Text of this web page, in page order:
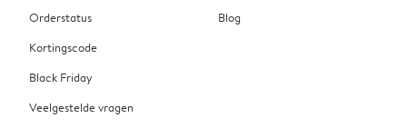
Orderstatus
Kortingscode
Black Friday
Veelgestelde vragen
Blog